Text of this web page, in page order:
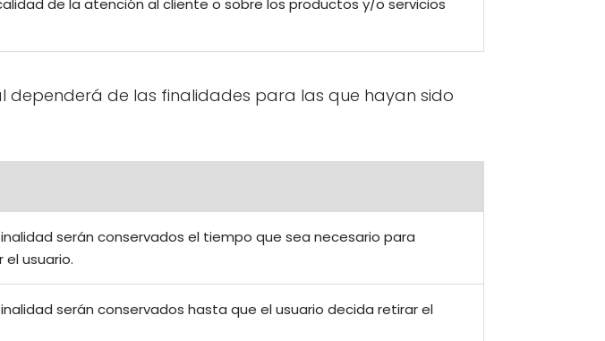
de la atención al cliente o sobre los productos y/o servicios
de las finalidades para las que hayan sido
serán conservados el tiempo que sea necesario para
usuario.
serán conservados hasta que el usuario decida retirar el